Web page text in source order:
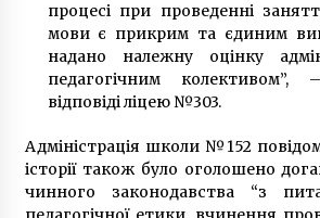
процесі при проведенні
мови є прикрим та єдиним
надано належну оцінку
педагогічним
відповіді ліцею №303.
Адміністрація школи №152
історії також було оголошено
чинного законодавства “з